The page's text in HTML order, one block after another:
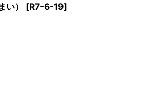
） [R7-6-19]